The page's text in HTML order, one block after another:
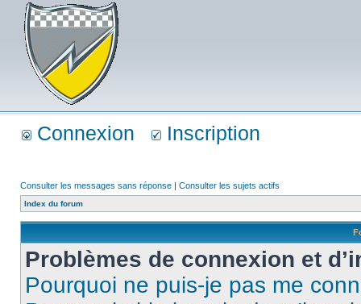
Connexion Inscription
Consulter les messages sans réponse | Consulter les sujets actifs
Index du forum
Problèmes de connexion et
Pourquoi ne puis-je pas me